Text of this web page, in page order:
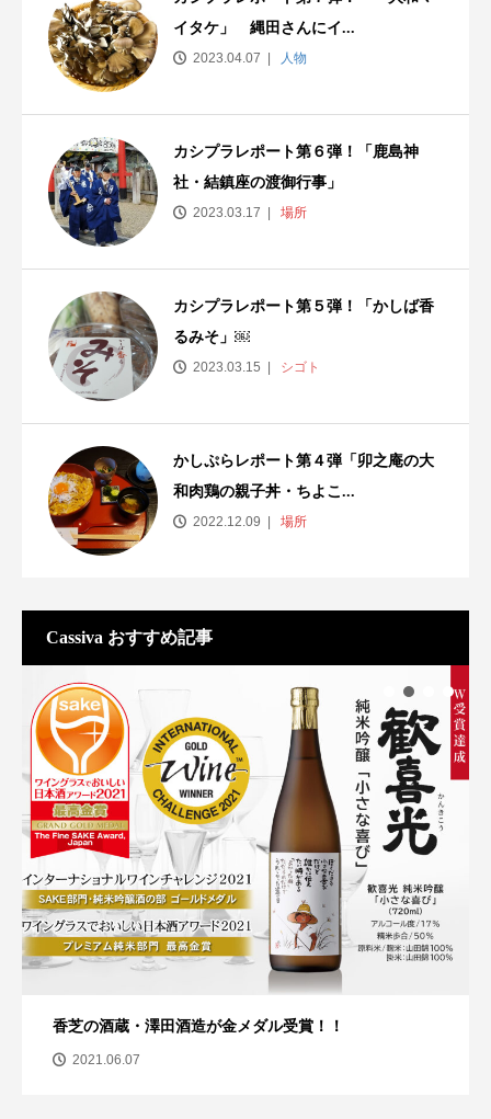
イタケ」 縄田さんにイ...
2023.04.07 人物
カシプラレポート第６弾！「鹿島神
社・結鎮座の渡御行事」
2023.03.17 場所
カシプラレポート第５弾！「かしば香
るみそ」￼
2023.03.15 シゴト
かしぷらレポート第４弾「卯之庵の大
和肉鶏の親子丼・ちよこ...
2022.12.09 場所
Cassiva おすすめ記事
香芝の酒蔵・澤田酒造が金メダル受賞！！
2021.06.07